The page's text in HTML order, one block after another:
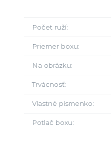
Počet ruží
Priemer boxu
Na obrázku
Trvácnosť
Vlastné písmenko
Potlač boxu